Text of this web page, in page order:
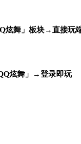
炫舞」板块→直接玩
炫舞」 →登录即玩